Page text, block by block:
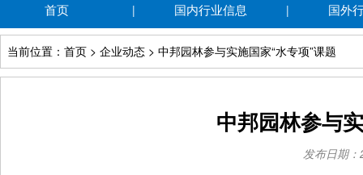
首页 | 国内行业信息 | 国外
当前位置：首页 > 企业动态 > 中邦园林参与实施国家“水专项”课题
中邦园林参与
发布日期